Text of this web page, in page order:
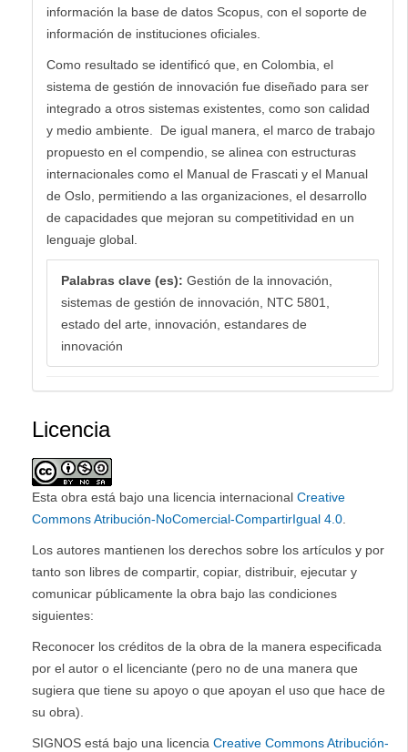
información la base de datos Scopus, con el soporte de
información de instituciones oficiales.
Como resultado se identificó que, en Colombia, el
sistema de gestión de innovación fue diseñado para ser
integrado a otros sistemas existentes, como son calidad
y medio ambiente. De igual manera, el marco de trabajo
propuesto en el compendio, se alinea con estructuras
internacionales como el Manual de Frascati y el Manual
de Oslo, permitiendo a las organizaciones, el desarrollo
de capacidades que mejoran su competitividad en un
lenguaje global.
Palabras clave (es): Gestión de la innovación,
sistemas de gestión de innovación, NTC 5801,
estado del arte, innovación, estandares de
innovación
Licencia
Esta obra está bajo una licencia internacional Creative
Commons Atribución-NoComercial-CompartirIgual 4.0
Los autores mantienen los derechos sobre los artículos y por
tanto son libres de compartir, copiar, distribuir, ejecutar y
comunicar públicamente la obra bajo las condiciones
siguientes:
Reconocer los créditos de la obra de la manera especificada
por el autor o el licenciante (pero no de una manera que
sugiera que tiene su apoyo o que apoyan el uso que hace de
su obra).
SIGNOS está bajo una licencia Creative Commons Atribución-